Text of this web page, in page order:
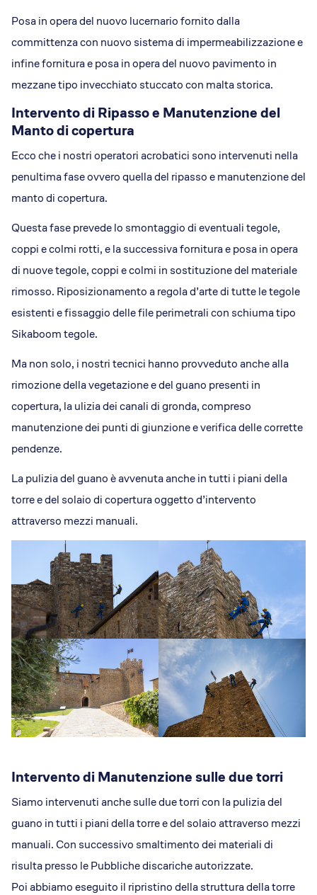
Posa in opera del nuovo lucernario fornito dalla
committenza con nuovo sistema di impermeabilizzazione e
infine fornitura e posa in opera del nuovo pavimento in
mezzane tipo invecchiato stuccato con malta storica.
Intervento di Ripasso e Manutenzione del
Manto di copertura
Ecco che i nostri operatori acrobatici sono intervenuti nella
penultima fase ovvero quella del ripasso e manutenzione del
manto di copertura.
Questa fase prevede lo smontaggio di eventuali tegole,
coppi e colmi rotti, e la successiva fornitura e posa in opera
di nuove tegole, coppi e colmi in sostituzione del materiale
rimosso. Riposizionamento a regola d’arte di tutte le tegole
esistenti e fissaggio delle file perimetrali con schiuma tipo
Sikaboom tegole.
Ma non solo, i nostri tecnici hanno provveduto anche alla
rimozione della vegetazione e del guano presenti in
copertura, la ulizia dei canali di gronda, compreso
manutenzione dei punti di giunzione e verifica delle corrette
pendenze.
La pulizia del guano è avvenuta anche in tutti i piani della
torre e del solaio di copertura oggetto d’intervento
attraverso mezzi manuali.
Intervento di Manutenzione sulle due torri
Siamo intervenuti anche sulle due torri con la pulizia del
guano in tutti i piani della torre e del solaio attraverso mezzi
manuali. Con successivo smaltimento dei materiali di
risulta presso le Pubbliche discariche autorizzate.
Poi abbiamo eseguito il ripristino della struttura della torre